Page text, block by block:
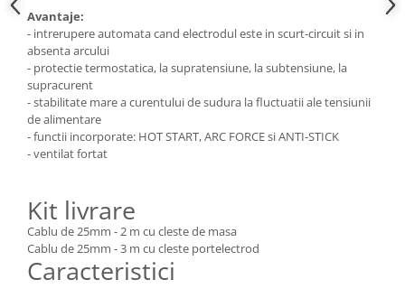
Masini de spalat vase
Masini de spalat vase incorporabile
Masini de spalat vase
independente
Motoburghiu/Foreza pamant
Pachete Incorporabile
Pirostrii & Arzatoare
Pompe de stropit
Radiatoare
Semanatoare,Plantatoare
Avantaje:
- intrerupere automata cand electrodul este in scurt-circuit si in
absenta arcului
- protectie termostatica, la supratensiune, la subtensiune, la
supracurent
- stabilitate mare a curentului de sudura la fluctuatii ale tensiunii
de alimentare
- functii incorporate: HOT START, ARC FORCE si ANTI-STICK
- ventilat fortat
Kit livrare
Cablu de 25mm - 2 m cu cleste de masa
Cablu de 25mm - 3 m cu cleste portelectrod
Caracteristici